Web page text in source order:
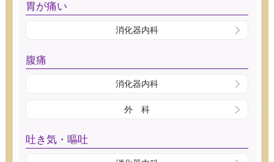
胃が痛い
消化器内科
腹痛
消化器内科
外 科
吐き気・嘔吐